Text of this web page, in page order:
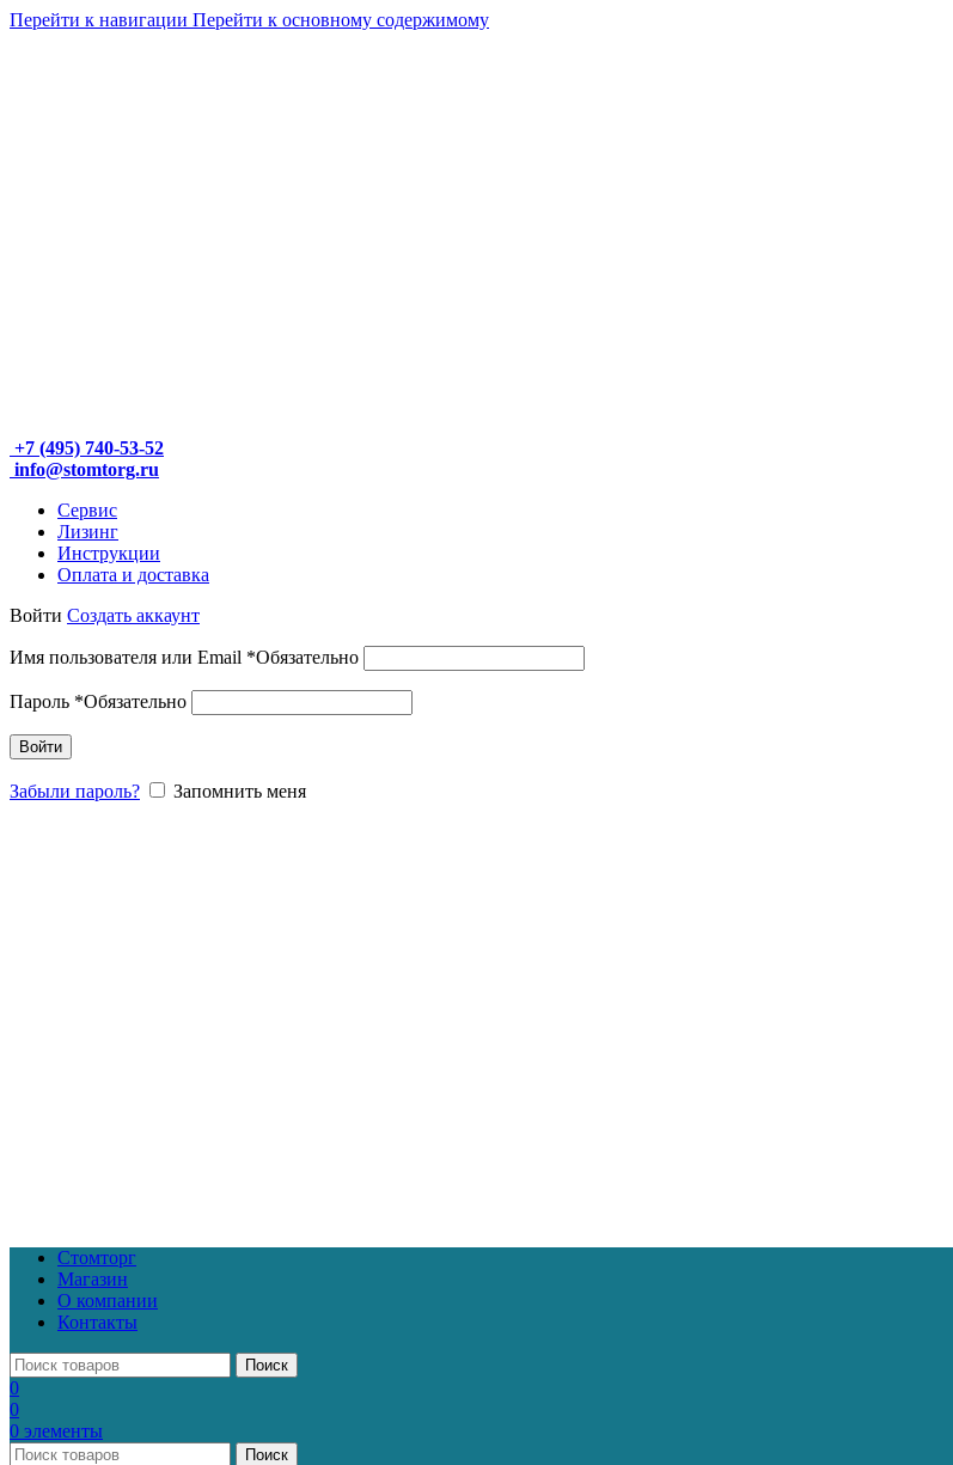
Перейти к навигации Перейти к основному содержимому
+7 (495) 740-53-52
info@stomtorg.ru
Сервис
Лизинг
Инструкции
Оплата и доставка
Войти Создать аккаунт
Имя пользователя или Email *Обязательно
Пароль *Обязательно
Войти
Забыли пароль? Запомнить меня
Стомторг
Магазин
О компании
Контакты
Поиск
0
0
0 элементы
Поиск